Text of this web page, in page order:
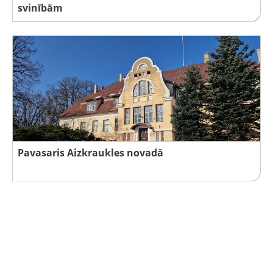
svinībām
Pavasaris Aizkraukles novadā